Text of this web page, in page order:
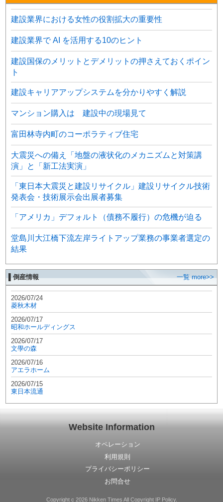
建設業界における女性の役割拡大の重要性
建設業界で AI を活用する10のヒント
建設国保のメリットとデメリットの押さえておくポイン
ト
建設キャリアアップシステムを分かりやすく解説
マンション購入は 建設中の現場見て
富田林寺内町のコーポラティブ住宅
大震災への備え「地盤の液状化のメカニズムと対策講
演」と「新工法実演」
「東日本大震災と建設リサイクル」建設リサイクル技術
発表会・技術展示会出展者募集
「アメリカ」デフォルト（債務不履行）の危機が迫る
堂島川大江橋下流左岸ライトアップ業務の事業者選定の
結果
▌倒産情報 一覧 more>>
2026/07/24
菱秋木材
2026/07/17
昭和ホールディングス
2026/07/17
文學の森
2026/07/16
アエラホーム
2026/07/15
東日本流通
Website Information
オペレーション
利用規則
プライバシーポリシー
お問合せ
Copyright c 2026 Nikken Times All Copyright IP Policy.